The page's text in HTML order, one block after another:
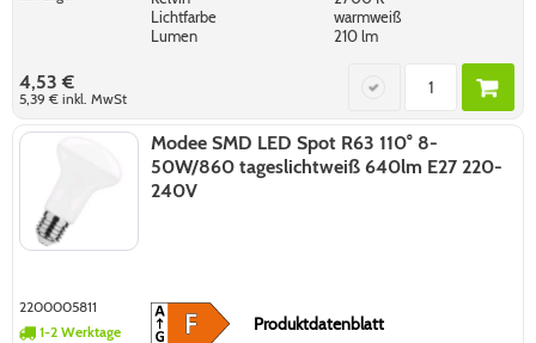
Lichtfarbe
warmweiß
Lumen
210 lm
4,53 €
5,39 €inkl. MwSt
Modee SMD LED Spot R63 110° 8-
50W/860 tageslichtweiß 640lm E27 220-
240V
2200005811
1-2 Werktage
Produktdatenblatt